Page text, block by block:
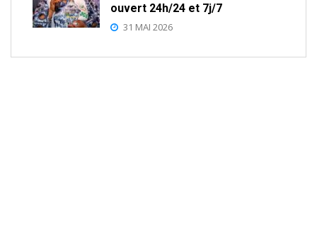
ouvert 24h/24 et 7j/7
31 MAI 2026